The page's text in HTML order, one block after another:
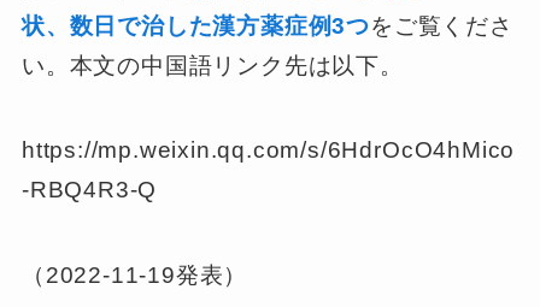
状、数日で治した漢方薬症例3つをご覧くださ
い。本文の中国語リンク先は以下。
https://mp.weixin.qq.com/s/6HdrOcO4hMico
-RBQ4R3-Q
（2022-11-19発表）